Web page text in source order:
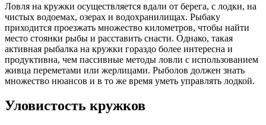
Ловля на кружки осуществляется вдали от берега, с лодки, на
чистых водоемах, озерах и водохранилищах. Рыбаку
приходится проезжать множество километров, чтобы найти
место стоянки рыбы и расставить снасти. Однако, такая
активная рыбалка на кружки гораздо более интересна и
продуктивна, чем пассивные методы ловли с использованием
живца переметами или жерлицами. Рыболов должен знать
множество нюансов и в то же время уметь управлять лодкой.
Уловистость кружков